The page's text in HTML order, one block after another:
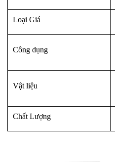
Loại Giá
Công dụng
Vật liệu
Chất Lượng